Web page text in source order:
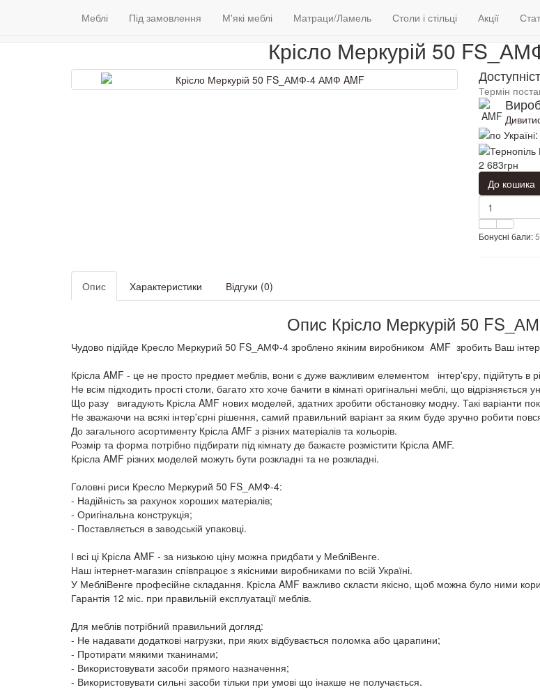
(098) 79 39 176 Контакти
Меблі Під замовлення М'які меблі Матраци/Ламель Столи і стільці Акції
Столи і стільці Крісла Крісло Меркурій
Крісло Меркурій 50
Термін
2 683грн
До кошика
Бонусні бали:
Опис Характеристики Відгуки (0)
Опис Крісло Меркурій 50
Чудово підійде Кресло Меркурий 50 FS_АМФ-4 зроблено якіним виробником AMF зробить Ваш
Крісла AMF - це не просто предмет меблів, вони є дуже важливим елементом інтер'єру, підійтуть в
Не всім підходить прості столи, багато хто хоче бачити в кімнаті оригінальні меблі, що
Що разу вигадують Крісла AMF нових моделей, здатних зробити обстановку модну. Такі варіанти
Не зважаючи на всякі інтер'єрні рішення, самий правильний варіант за яким буде зручно робити
До загального асортименту Крісла AMF з різних матеріалів та кольорів.
Розмір та форма потрібно підбирати під кімнату де бажаєте розмістити Крісла AMF.
Крісла AMF різних моделей можуть бути розкладні та не розкладні.
Головні риси Кресло Меркурий 50 FS_АМФ-4:
- Надійність за рахунок хороших матеріалів;
- Оригінальна конструкція;
- Поставляється в заводській упаковці.
І всі ці Крісла AMF - за низькою ціну можна придбати у МебліВенге.
Наш інтернет-магазин співпрацює з якісними виробниками по всій Україні.
У МебліВенге професійне складання. Крісла AMF важливо скласти якісно, щоб можна було ними
Гарантія 12 міс. при правильній експлуатації меблів.
Для меблів потрібний правильний догляд:
- Не надавати додаткові нагрузки, при яких відбувається поломка або царапини;
- Протирати мякими тканинами;
- Використовувати засоби прямого назначення;
- Використовувати сильні засоби тільки при умові що інакше не получається.